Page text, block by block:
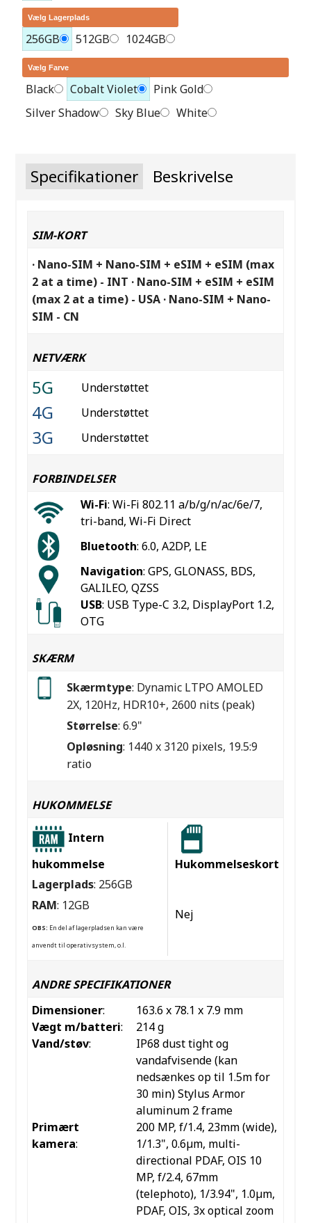
Vælg Lagerplads
256GB 512GB 1024GB
Vælg Farve
Black Cobalt Violet
Pink Gold
Silver Shadow
Sky Blue White
Specifikationer Beskrivelse
SIM-KORT
· Nano-SIM + Nano-SIM + eSIM + eSIM (max
2 at a time) - INT · Nano-SIM + eSIM + eSIM
(max 2 at a time) - USA · Nano-SIM + Nano-
SIM - CN
NETVÆRK
5G Understøttet
4G Understøttet
3G Understøttet
FORBINDELSER
Wi-Fi: Wi-Fi 802.11 a/b/g/n/ac/6e/7,
tri-band, Wi-Fi Direct
Bluetooth: 6.0, A2DP, LE
Navigation: GPS, GLONASS, BDS,
GALILEO, QZSS
USB: USB Type-C 3.2, DisplayPort 1.2,
OTG
SKÆRM
Skærmtype: Dynamic LTPO AMOLED
2X, 120Hz, HDR10+, 2600 nits (peak)
Størrelse: 6.9"
Opløsning: 1440 x 3120 pixels, 19.5:9
ratio
HUKOMMELSE
Intern
hukommelse
Hukommelseskort
Lagerplads: 256GB
RAM: 12GB
OBS: En del af lagerpladsen kan være
anvendt til operativsystem, o.l.
Nej
ANDRE SPECIFIKATIONER
Dimensioner:
163.6 x 78.1 x 7.9 mm
Vægt m/batteri:
214 g
Vand/støv:
IP68 dust tight og
vandafvisende (kan
nedsænkes op til 1.5m for
30 min) Stylus Armor
aluminum 2 frame
Primært
kamera:
200 MP, f/1.4, 23mm (wide),
1/1.3", 0.6µm, multi-
directional PDAF, OIS 10
MP, f/2.4, 67mm
(telephoto), 1/3.94", 1.0µm,
PDAF, OIS, 3x optical zoom